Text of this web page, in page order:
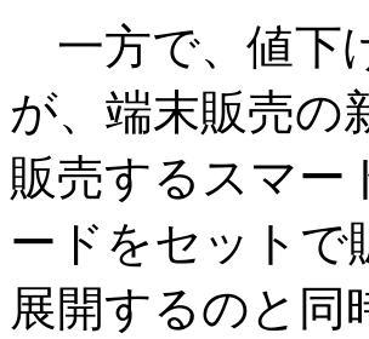
一方で、値下
が、端末販売の
販売するスマー
ードをセットで
展開するのと同